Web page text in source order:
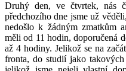
Druhý den, ve čtvrtek, nás
předchozího dne jsme už
nedošlo k žádným zmatkům
měli od 11 hodin, doporučená
až 4 hodiny. Jelikož se na
fronta, do studií jako